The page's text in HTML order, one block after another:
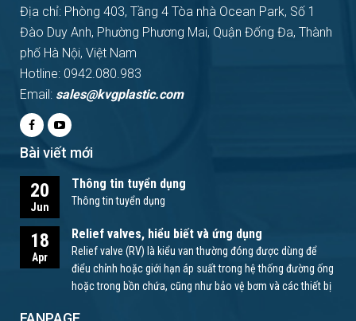
Địa chỉ: Phòng 403, Tầng 4 Tòa nhà Ocean Park, Số 1
Đào Duy Anh, Phường Phương Mai, Quận Đống Đa, Thành
phố Hà Nội, Việt Nam
Hotline: 0942.080.983
Email: sales@kvgplastic.com
Bài viết mới
20
Jun
Thông tin tuyển dụng
Thông tin tuyển dụng
18
Apr
Relief valves, hiểu biết và ứng dụng
Relief valve (RV) là kiểu van thường đóng được dùng để
điểu chỉnh hoặc giới hạn áp suất trong hệ thống đường ống
hoặc trong bồn chứa, cũng như bảo vệ bơm và các thiết bị